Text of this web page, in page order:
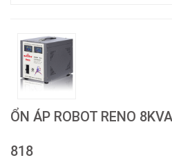
ỔN ÁP ROBOT RENO
818